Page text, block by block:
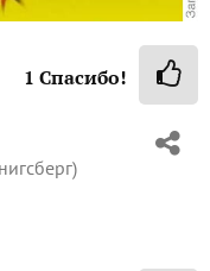
1 Спасибо!